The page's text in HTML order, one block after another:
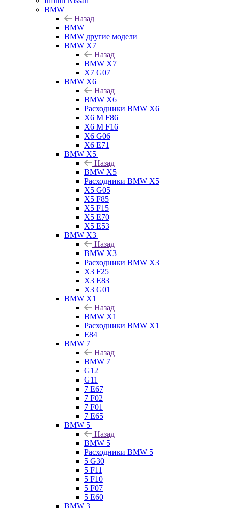
BMW
Назад
BMW
BMW другие модели
BMW X7
Назад
BMW X7
X7 G07
BMW X6
Назад
BMW X6
Расходники BMW X6
X6 M F86
X6 M F16
X6 G06
X6 E71
BMW X5
Назад
BMW X5
Расходники BMW X5
X5 G05
X5 F85
X5 F15
X5 E70
X5 E53
BMW X3
Назад
BMW X3
Расходники BMW X3
X3 F25
X3 E83
X3 G01
BMW X1
Назад
BMW X1
Расходники BMW X1
E84
BMW 7
Назад
BMW 7
G12
G11
7 Е67
7 F02
7 F01
7 E65
BMW 5
Назад
BMW 5
Расходники BMW 5
5 G30
5 F11
5 F10
5 F07
5 E60
BMW 3